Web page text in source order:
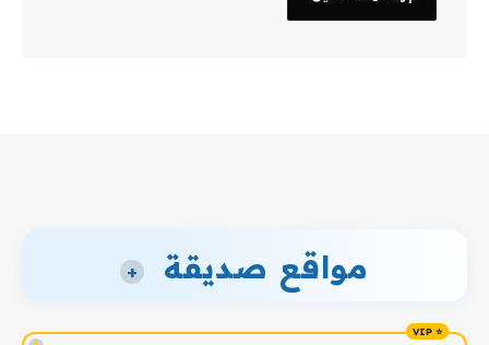
مواقع صديقة +